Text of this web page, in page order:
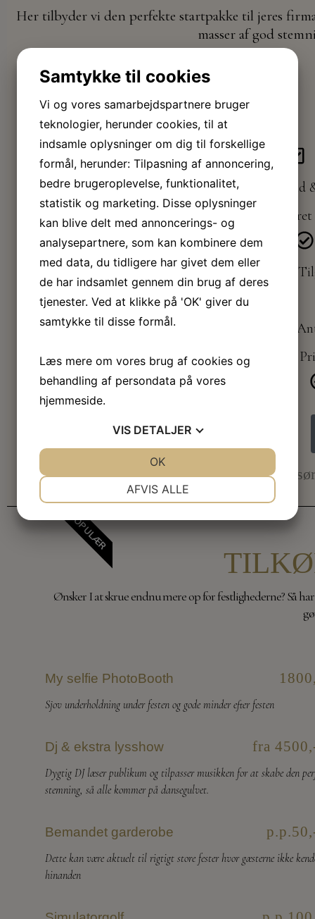
Her tilbyder vi den perfekte startpakke til jeres
masser af god
Øl, vand
Menu - 3-retters
Vi
POPULÆR
Ønsker I at skrue endnu mere op for festlighederne? Så
My selfie PhotoBooth
Sjov underholdning under festen og gode minder efter festen
Dj & ekstra lysshow fra
Dygtig DJ læser publikum og tilpasser musikken for at skabe den
stemning, så alle kommer på dansegulvet.
Bemandet garderobe
Dette kan være aktuelt til rigtigt store fester hvor gæsterne ikke
hinanden
Samtykke til cookies
Vi og vores samarbejdspartnere bruger
teknologier, herunder cookies, til at
indsamle oplysninger om dig til forskellige
formål, herunder: Tilpasning af annoncering,
bedre brugeroplevelse, funktionalitet,
statistik og marketing. Disse oplysninger
kan blive delt med annoncerings- og
analysepartnere, som kan kombinere dem
med data, du tidligere har givet dem eller
de har indsamlet gennem din brug af deres
tjenester. Ved at klikke på 'OK' giver du
samtykke til disse formål.
Læs mere om vores brug af cookies og
behandling af persondata på vores
hjemmeside.
VIS DETALJER
PRÆFERENCER
MARKETING
AFVIS ALLE
OK